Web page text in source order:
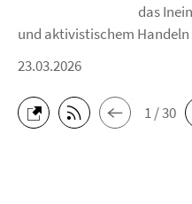
das
und aktivistischem Handeln
23.03.2026
1 / 30